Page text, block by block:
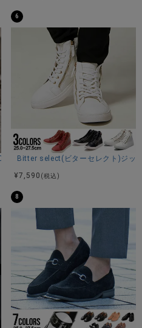
BLACK/PEWTER/全1色
6
Bitter select(ビターセレクト)ジッ
¥7,590 (税込)
8